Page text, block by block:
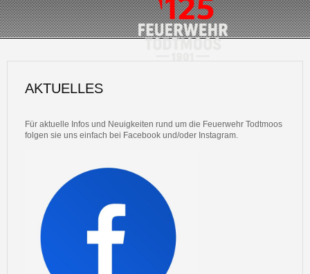
TERMINE
FAHRZEUGE
JUGENDFEUERWEHR
AKTUELLES
Für aktuelle Infos und Neuigkeiten rund um die Feuerwehr Todtmoos
folgen sie uns einfach bei Facebook und/oder Instagram.